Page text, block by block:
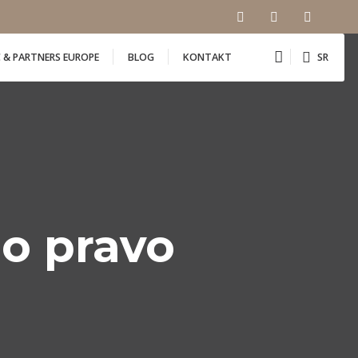
& PARTNERS EUROPE BLOG KONTAKT SR
pravo